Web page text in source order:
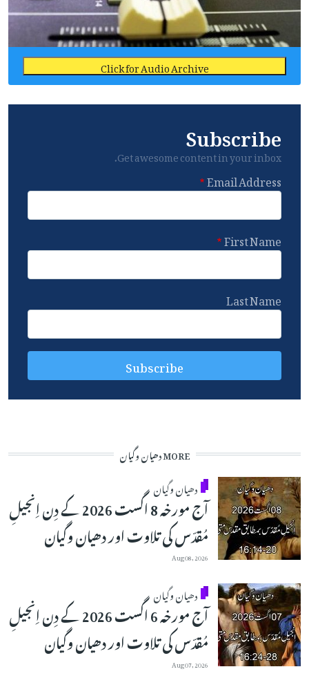
Click for Audio Archive
Subscribe
Get awesome content in your inbox.
Email Address
First Name
Last Name
MORE دھیان وگیان
دھیان وگیان
آج مورخہ 8 اگست 2026 کے دِن اِنجیلِ
مُقدّس کی تلاوت اور دھیان وگیان
Aug 08, 2026
دھیان وگیان
آج مورخہ 6 اگست 2026 کے دِن اِنجیلِ
مُقدّس کی تلاوت اور دھیان وگیان
Aug 07, 2026